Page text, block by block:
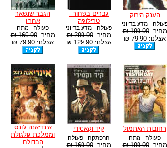
הענק הירוק
- מדע בדיוני
מחיר:199.90 ₪
אצלנו: 79.90 ₪
גברים בשחור -
טרילוגיה
פעולה - מדע בדיוני
מחיר:299.90 ₪
אצלנו: 129.90 ₪
הגבר שנשאר
אחרון
פעולה - מתח
מחיר:169.90 ₪
אצלנו: 79.90 ₪
רחובות האתמול
פעולה - מתח
מחיר:199.90 ₪
קיד וקאסידי
הרפתקה - פעולה
מחיר:169.90 ₪
אינדיאנה ג'ונס
וממלכת גולגולת
הבדולח